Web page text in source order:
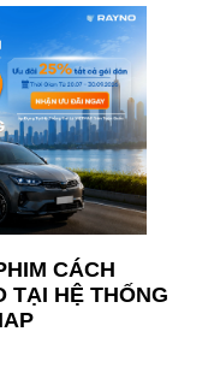
CÁCH
TẠI HỆ THỐNG